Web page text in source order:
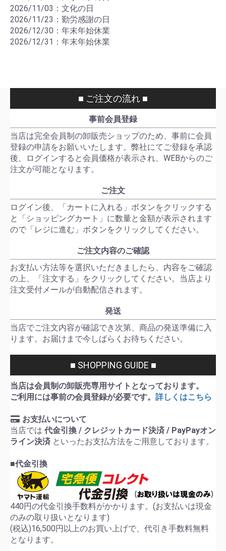
2026/11/03：文化の日
2026/11/23：勤労感謝の日
2026/12/30：年末年始休業
2026/12/31：年末年始休業
■ ご注文の流れ ■
事前会員登録
当店は完全会員制の卸販売ショップのため、事前に会員
登録の申請をお願いいたします。弊社にてご登録を承認
後、ログインすると会員価格が表示され、WEBからのご
注文が可能となります。
ご注文
ログイン後、「カートに入れる」ボタンをクリックする
と「ショッピングカート」に数量と金額が表示されます
ので「レジに進む」ボタンをクリックしてください。
ご注文内容のご確認
お支払い方法等を選択いただきましたら、内容をご確認
の上、「注文する」をクリックしてください。当店より
注文受付メールが自動配信されます。
発送
当店でご注文内容が確認でき次第、商品の発送準備に入
ります。お届けまで今しばらくお待ちください。
■ SHOPPING GUIDE ■
当店は会員制の卸販売専用サイトとなっております。
ご利用には事前の会員登録が必要です。 詳しくはこちら
お支払いについて
当店では 代金引換 / クレジットカード決済 / PayPayオン
ライン決済 といったお支払方法をご用意しております。
■代金引換
440円の代金引換手数料がかかります。(お支払いは現金
のみの取り扱いとなります)
(税込)16,500円以上のお買い上げで、代引き手数料無料
となります。